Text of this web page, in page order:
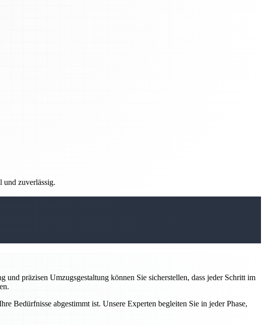
und zuverlässig.
präzisen Umzugsgestaltung können Sie sicherstellen, dass jeder Schritt im
Bedürfnisse abgestimmt ist. Unsere Experten begleiten Sie in jeder Phase,